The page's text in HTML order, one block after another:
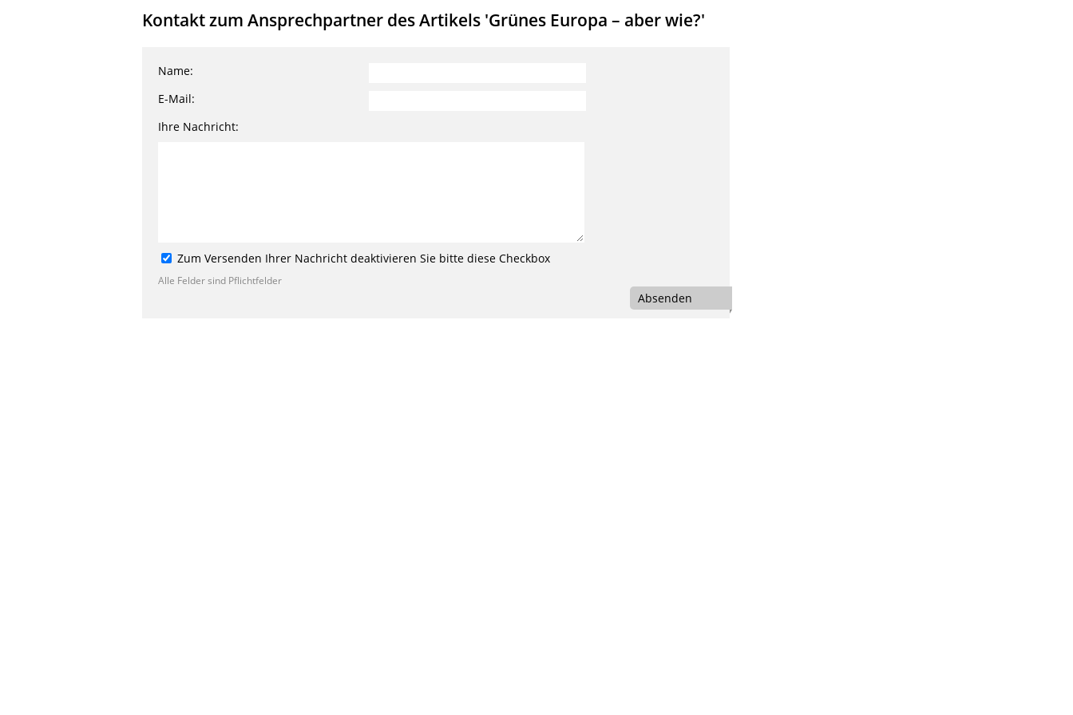
Kontakt zum Ansprechpartner des Artikels 'Grünes Europa – aber wie?'
Name:
E-Mail:
Ihre Nachricht:
Zum Versenden Ihrer Nachricht deaktivieren Sie bitte diese Checkbox
Alle Felder sind Pflichtfelder
Absenden